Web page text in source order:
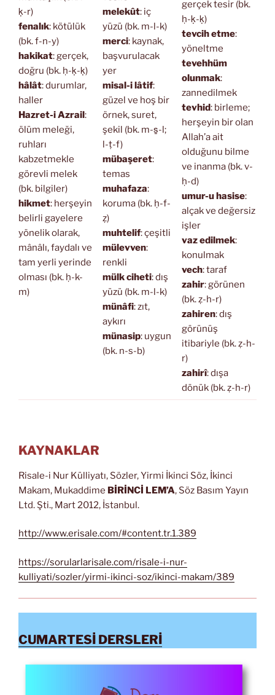
ḳ-r)
fenalık: kötülük
(bk. f-n-y)
hakikat: gerçek,
doğru (bk. ḥ-ḳ-ḳ)
hâlât: durumlar,
haller
Hazret-i Azrail:
ölüm meleği,
ruhları
kabzetmekle
görevli melek
(bk. bilgiler)
hikmet: herşeyin
belirli gayelere
yönelik olarak,
mânâlı, faydalı ve
tam yerli yerinde
olması (bk. ḥ-k-
m)
melekût: iç
yüzü (bk. m-l-k)
merci: kaynak,
başvurulacak
yer
misal-i lâtif:
güzel ve hoş bir
örnek, suret,
şekil (bk. m-s̱-l;
l-ṭ-f)
mübaşeret:
temas
muhafaza:
koruma (bk. ḥ-f-
ẓ)
muhtelif: çeşitli
mülevven:
renkli
mülk ciheti: dış
yüzü (bk. m-l-k)
münâfi: zıt,
aykırı
münasip: uygun
(bk. n-s-b)
gerçek tesir (bk.
ḥ-ḳ-ḳ)
tevcih etme:
yöneltme
tevehhüm
olunmak:
zannedilmek
tevhid: birleme;
herşeyin bir olan
Allah’a ait
olduğunu bilme
ve inanma (bk. v-
ḥ-d)
umur-u hasise:
alçak ve değersiz
işler
vaz edilmek:
konulmak
vech: taraf
zahir: görünen
(bk. ẓ-h-r)
zahiren: dış
görünüş
itibariyle (bk. ẓ-h-
r)
zahirî: dışa
dönük (bk. ẓ-h-r)
KAYNAKLAR
Risale-i Nur Külliyatı, Sözler, Yirmi İkinci Söz, İkinci
Makam, Mukaddime BİRİNCİ LEM’A, Söz Basım Yayın
Ltd. Şti., Mart 2012, İstanbul.
http://www.erisale.com/#content.tr.1.389
https://sorularlarisale.com/risale-i-nur-
kulliyati/sozler/yirmi-ikinci-soz/ikinci-makam/389
CUMARTESİ DERSLERİ